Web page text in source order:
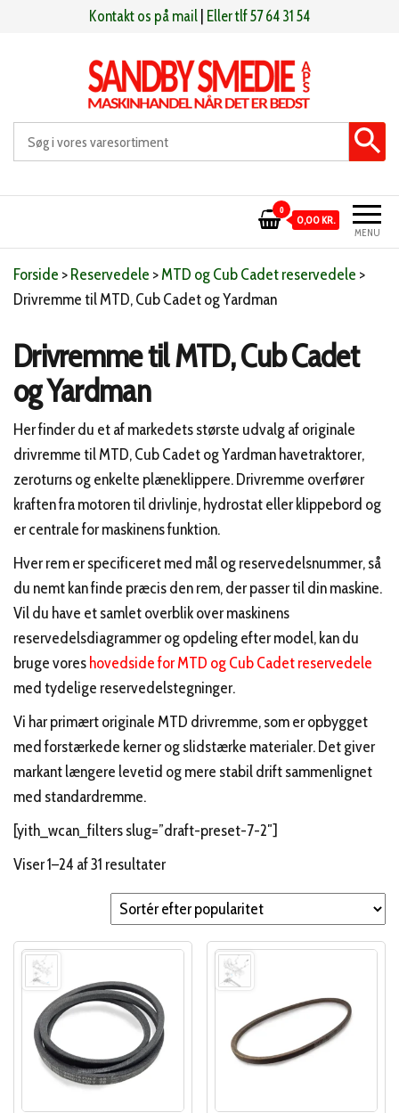
Kontakt os på mail Eller tlf 57 64 31 54
Sandby smeden Maskinhandel når det er bedst
MENU
0
0,00 KR.
Forside >Reservedele >MTD og Cub Cadet reservedele >
Drivremme til MTD, Cub Cadet og Yardman
Drivremme til MTD, Cub Cadet
og Yardman
Her finder du et af markedets største udvalg af originale
drivremme til MTD, Cub Cadet og Yardman havetraktorer,
zeroturns og enkelte plæneklippere. Drivremme overfører
kraften fra motoren til drivlinje, hydrostat eller klippebord og
er centrale for maskinens funktion.
Hver rem er specificeret med mål og reservedelsnummer, så
du nemt kan finde præcis den rem, der passer til din maskine.
Vil du have et samlet overblik over maskinens
reservedelsdiagrammer og opdeling efter model, kan du
bruge vores hovedside for MTD og Cub Cadet reservedele
med tydelige reservedelstegninger.
Vi har primært originale MTD drivremme, som er opbygget
med forstærkede kerner og slidstærke materialer. Det giver
markant længere levetid og mere stabil drift sammenlignet
med standardremme.
[yith_wcan_filters slug=”draft-preset-7-2″]
Viser 1–24 af 31 resultaterSorteret
efter
popularitet